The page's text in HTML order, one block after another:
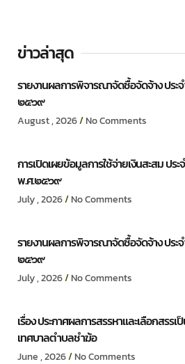
ข่าวล่าสุด
รายงานผลการพิจารณาจัดซื้อจัดจ้าง ประ
๒๕๖๙
August , 2026 No Comments
การเปิดเผยข้อมูลการใช้จ่ายเงินสะสม ปร
พ.ศ.๒๕๖๙
July , 2026 No Comments
รายงานผลการพิจารณาจัดซื้อจัดจ้าง ประ
๒๕๖๙
July , 2026 No Comments
เรื่อง ประกาศผลการสรรหาและเลือกสรร
เทศบาลตำบลชำฆ้อ
June , 2026 No Comments